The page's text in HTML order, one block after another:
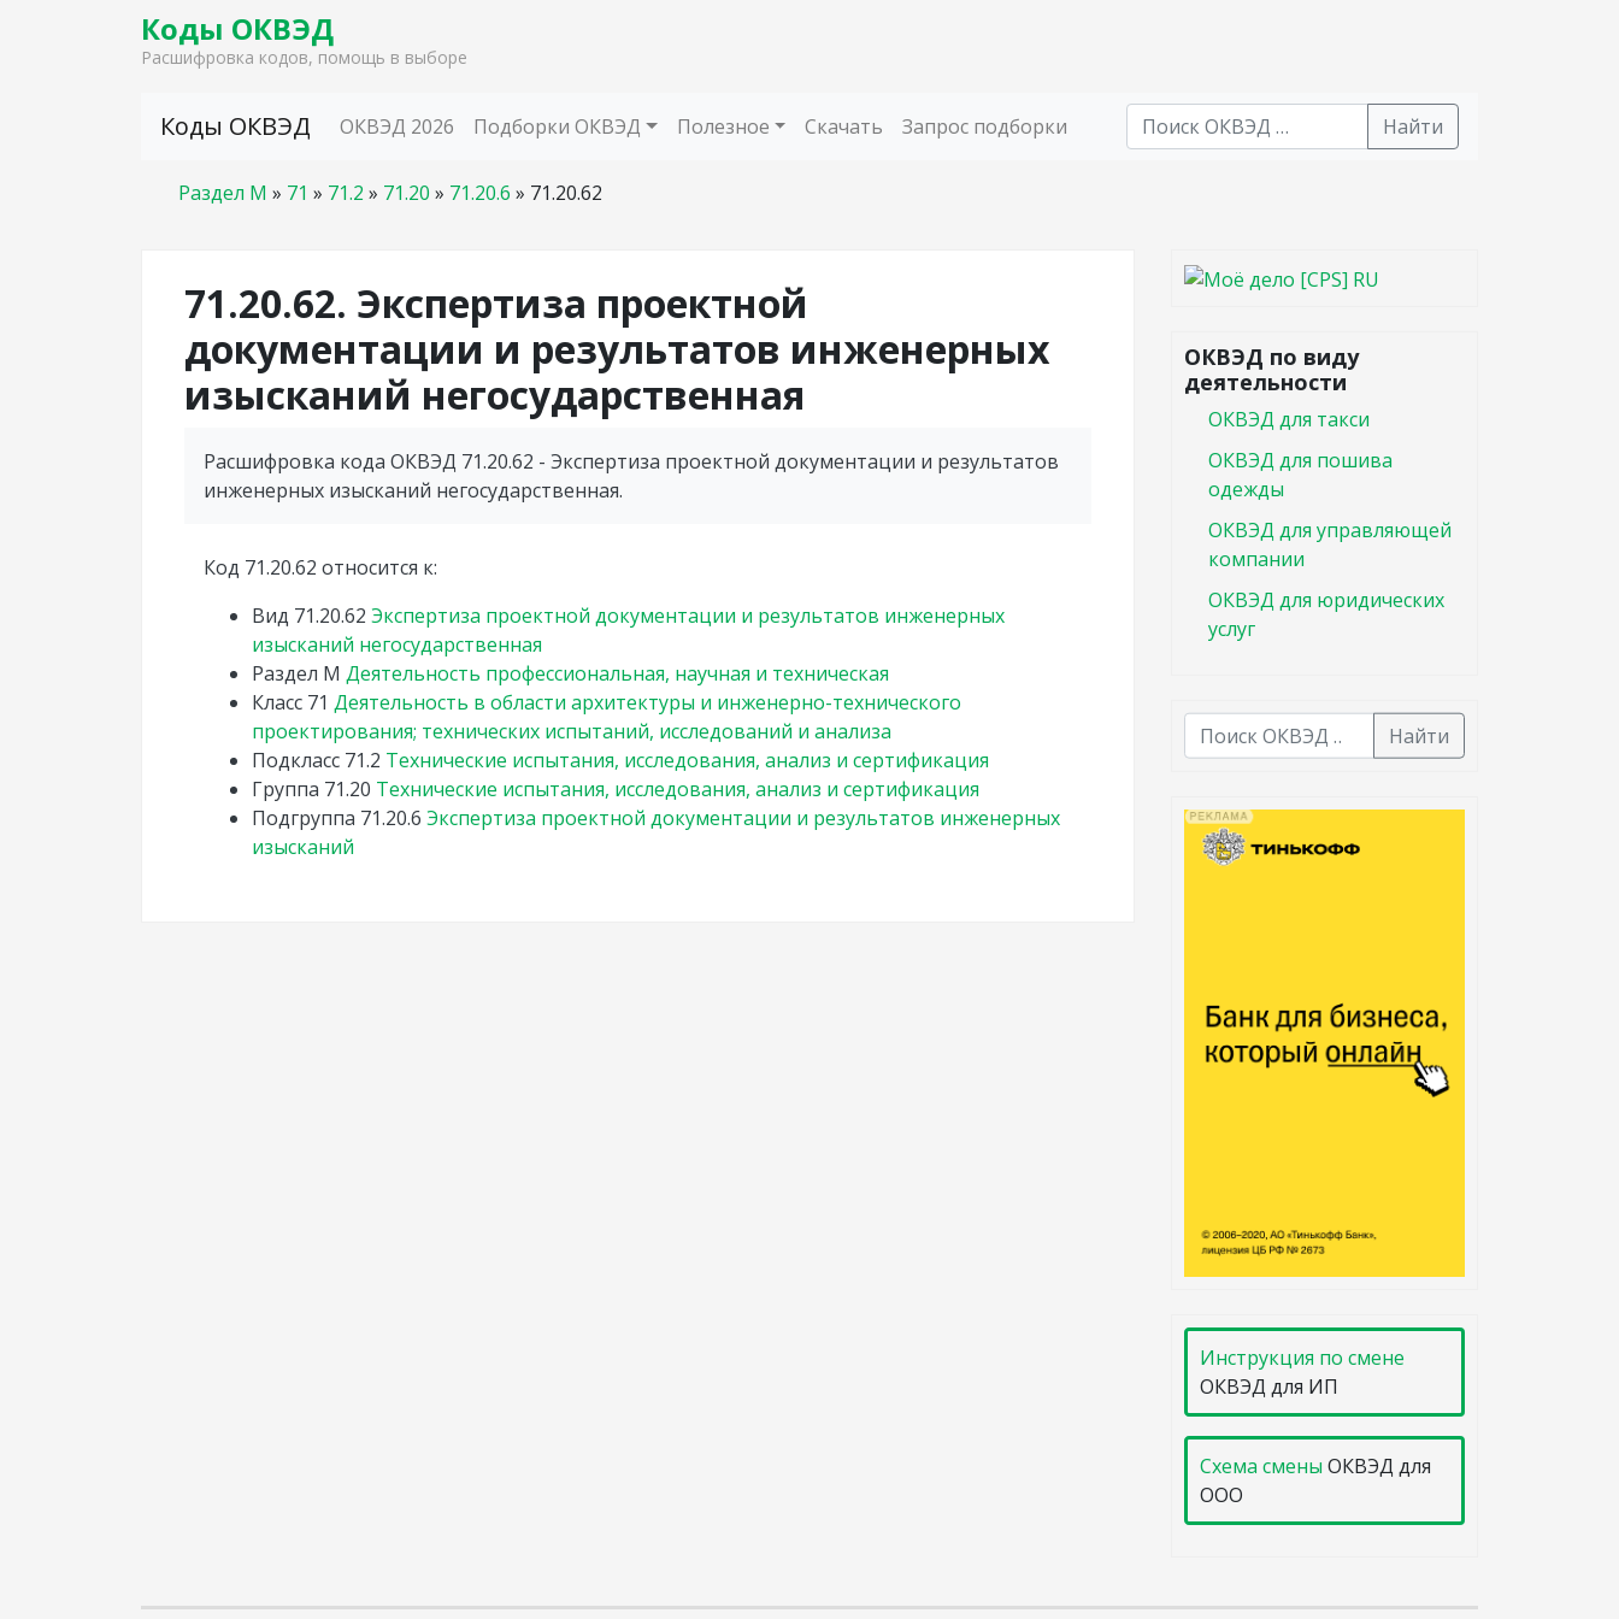
Коды ОКВЭД
Расшифровка кодов, помощь в выборе
Коды ОКВЭД ОКВЭД 2026 Подборки ОКВЭД Полезное Скачать Запрос подборки
Найти
Раздел M » 71 » 71.2 » 71.20 » 71.20.6 » 71.20.62
71.20.62. Экспертиза проектной
документации и результатов инженерных
изысканий негосударственная
Расшифровка кода ОКВЭД 71.20.62 - Экспертиза проектной документации и результатов
инженерных изысканий негосударственная.
Код 71.20.62 относится к:
Вид 71.20.62 Экспертиза проектной документации и результатов инженерных
изысканий негосударственная
Раздел M Деятельность профессиональная, научная и техническая
Класс 71 Деятельность в области архитектуры и инженерно-технического
проектирования; технических испытаний, исследований и анализа
Подкласс 71.2 Технические испытания, исследования, анализ и сертификация
Группа 71.20 Технические испытания, исследования, анализ и сертификация
Подгруппа 71.20.6 Экспертиза проектной документации и результатов инженерных
изысканий
ОКВЭД по виду
деятельности
ОКВЭД для такси
ОКВЭД для пошива
одежды
ОКВЭД для управляющей
компании
ОКВЭД для юридических
услуг
Найти
В списке найденных результатов
Инструкция по смене
ОКВЭД для ИП
Схема смены ОКВЭД для
ООО